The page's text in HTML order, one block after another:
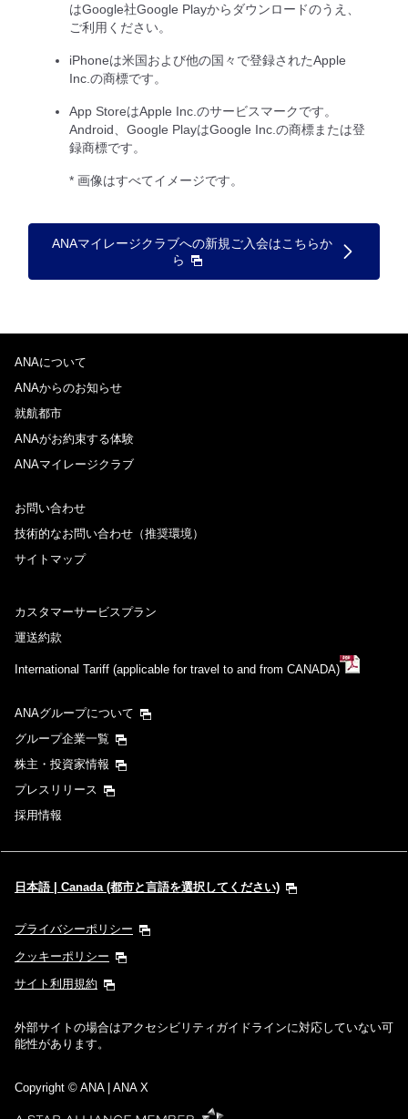
はGoogle社Google Playからダウンロードのうえ、
ご利用ください。
iPhoneは米国および他の国々で登録されたApple
Inc.の商標です。
App StoreはApple Inc.のサービスマークです。
Android、Google PlayはGoogle Inc.の商標または登
録商標です。
* 画像はすべてイメージです。
ANAマイレージクラブへの新規ご入会はこちらか
ら
ANAについて
ANAからのお知らせ
就航都市
ANAがお約束する体験
ANAマイレージクラブ
お問い合わせ
技術的なお問い合わせ（推奨環境）
サイトマップ
カスタマーサービスプラン
運送約款
International Tariff (applicable for travel to and from CANADA)
ANAグループについて
グループ企業一覧
株主・投資家情報
プレスリリース
採用情報
日本語 | Canada (都市と言語を選択してください)
プライバシーポリシー
クッキーポリシー
サイト利用規約
外部サイトの場合はアクセシビリティガイドラインに対応していない可
能性があります。
Copyright © ANA | ANA X